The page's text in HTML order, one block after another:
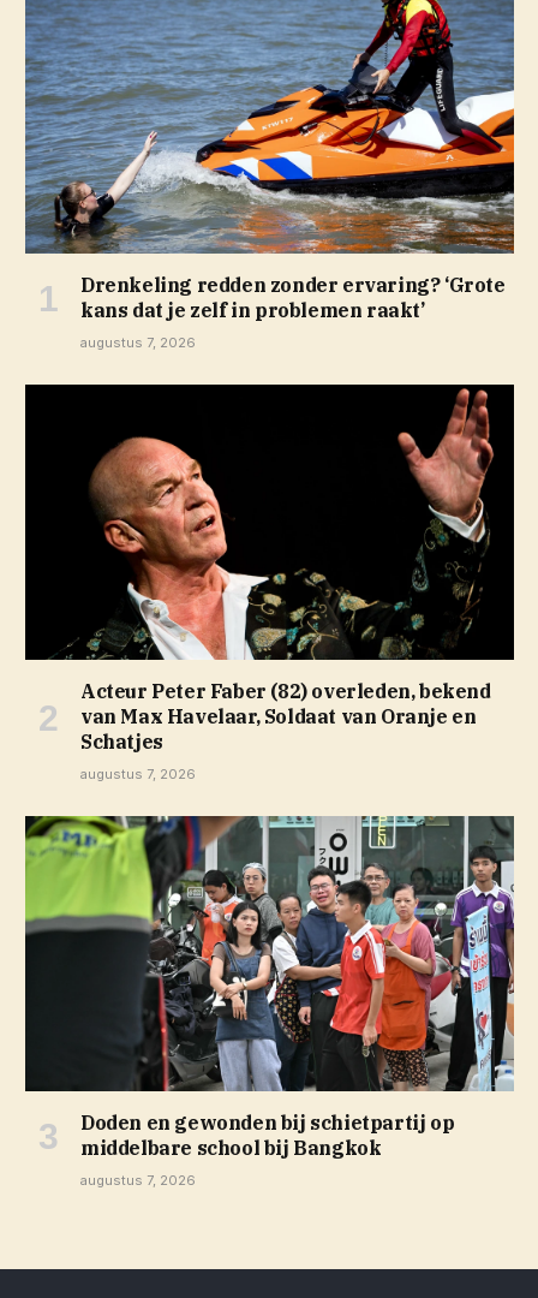
Drenkeling redden zonder ervaring? ‘Grote
kans dat je zelf in problemen raakt’
augustus 7, 2026
Acteur Peter Faber (82) overleden, bekend
van Max Havelaar, Soldaat van Oranje en
Schatjes
augustus 7, 2026
Doden en gewonden bij schietpartij op
middelbare school bij Bangkok
augustus 7, 2026